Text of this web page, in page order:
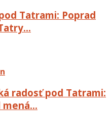
Tatrami: Poprad
radosť pod Tatrami:
mená…